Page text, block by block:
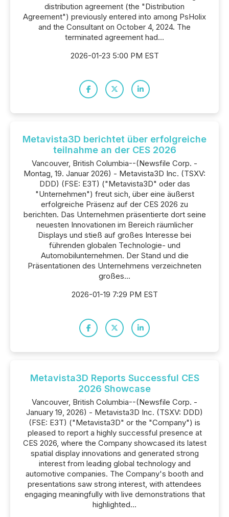
distribution agreement (the "Distribution
Agreement") previously entered into among PsHolix
and the Consultant on October 4, 2024. The
terminated agreement had...
2026-01-23 5:00 PM EST
Metavista3D berichtet über erfolgreiche
teilnahme an der CES 2026
Vancouver, British Columbia--(Newsfile Corp. -
Montag, 19. Januar 2026) - Metavista3D Inc. (TSXV:
DDD) (FSE: E3T) ("Metavista3D" oder das
"Unternehmen") freut sich, über eine äußerst
erfolgreiche Präsenz auf der CES 2026 zu
berichten. Das Unternehmen präsentierte dort seine
neuesten Innovationen im Bereich räumlicher
Displays und stieß auf großes Interesse bei
führenden globalen Technologie- und
Automobilunternehmen. Der Stand und die
Präsentationen des Unternehmens verzeichneten
großes...
2026-01-19 7:29 PM EST
Metavista3D Reports Successful CES
2026 Showcase
Vancouver, British Columbia--(Newsfile Corp. -
January 19, 2026) - Metavista3D Inc. (TSXV: DDD)
(FSE: E3T) ("Metavista3D" or the "Company") is
pleased to report a highly successful presence at
CES 2026, where the Company showcased its latest
spatial display innovations and generated strong
interest from leading global technology and
automotive companies. The Company's booth and
presentations saw strong interest, with attendees
engaging meaningfully with live demonstrations that
highlighted...